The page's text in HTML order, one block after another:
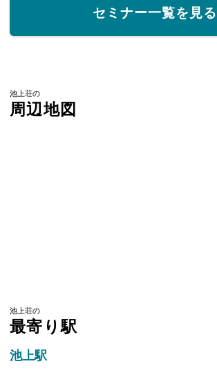
セミナー一覧を見る
池上荘の
周辺地図
池上荘の
最寄り駅
池上駅